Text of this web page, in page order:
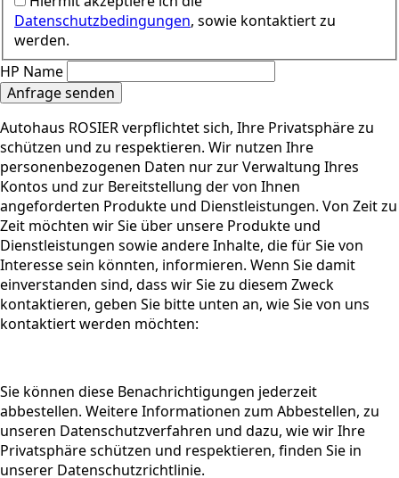
Datenschutzbedingungen, sowie kontaktiert zu
werden.
HP Name
Anfrage senden
Autohaus ROSIER verpflichtet sich, Ihre Privatsphäre zu
schützen und zu respektieren. Wir nutzen Ihre
personenbezogenen Daten nur zur Verwaltung Ihres
Kontos und zur Bereitstellung der von Ihnen
angeforderten Produkte und Dienstleistungen. Von Zeit zu
Zeit möchten wir Sie über unsere Produkte und
Dienstleistungen sowie andere Inhalte, die für Sie von
Interesse sein könnten, informieren. Wenn Sie damit
einverstanden sind, dass wir Sie zu diesem Zweck
kontaktieren, geben Sie bitte unten an, wie Sie von uns
kontaktiert werden möchten:
Sie können diese Benachrichtigungen jederzeit
abbestellen. Weitere Informationen zum Abbestellen, zu
unseren Datenschutzverfahren und dazu, wie wir Ihre
Privatsphäre schützen und respektieren, finden Sie in
unserer Datenschutzrichtlinie.